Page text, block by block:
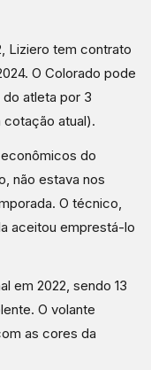
Liziero tem contrato
O Colorado pode
atleta por 3
cotação atual).
do
não estava nos
O técnico,
aceitou emprestá-lo
em 2022, sendo 13
O volante
as cores da